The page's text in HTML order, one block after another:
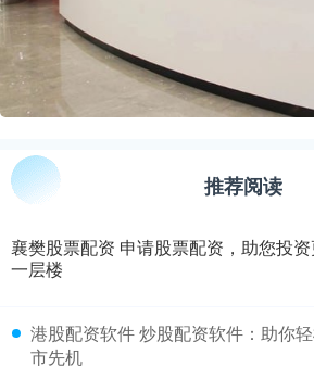
推荐阅读
襄樊股票配资 申请股票配资，助您投
一层楼
港股配资软件 炒股配资软件：助你
市先机